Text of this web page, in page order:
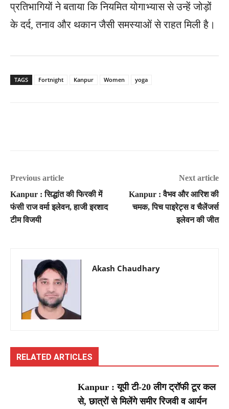
प्रतिभागियों ने बताया कि नियमित योगाभ्यास से उन्हें जोड़ों
के दर्द, तनाव और थकान जैसी समस्याओं से राहत मिली है।
TAGS Fortnight Kanpur Women yoga
Previous article
Kanpur : सिद्धांत की फिरकी में
फंसी राज वर्मा इलेवन, हाजी इरशाद
टीम विजयी
Next article
Kanpur : वैभव और आरिश की
चमक, पिच पाइरेट्स व चैलेंजर्स
इलेवन की जीत
Akash Chaudhary
RELATED ARTICLES
Kanpur : यूपी टी-20 लीग ट्रॉफी टूर कल
से, छात्रों से मिलेंगे समीर रिजवी व आर्यन